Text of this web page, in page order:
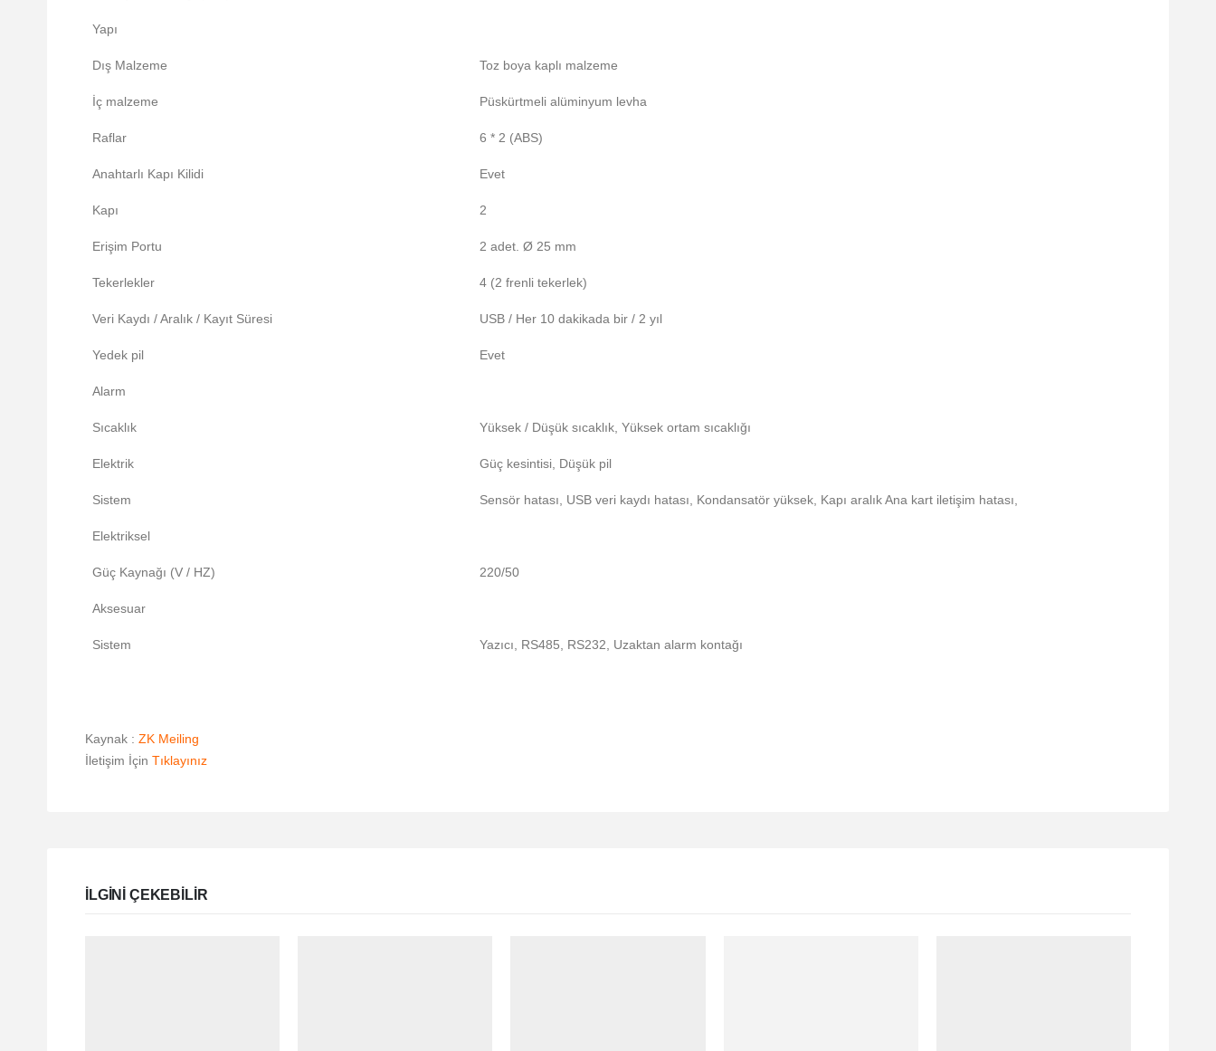
Yapı
Dış Malzeme Toz boya kaplı malzeme
İç malzeme Püskürtmeli alüminyum levha
Raflar 6 * 2 (ABS)
Anahtarlı Kapı Kilidi Evet
Kapı 2
Erişim Portu 2 adet. Ø 25 mm
Tekerlekler 4 (2 frenli tekerlek)
Veri Kaydı / Aralık / Kayıt Süresi USB / Her 10 dakikada bir / 2 yıl
Yedek pil Evet
Alarm
Sıcaklık Yüksek / Düşük sıcaklık, Yüksek ortam sıcaklığı
Elektrik Güç kesintisi, Düşük pil
Sistem Sensör hatası, USB veri kaydı hatası, Kondansatör yüksek, Kapı aralık Ana kart iletişim hatası,
Elektriksel
Güç Kaynağı (V / HZ) 220/50
Aksesuar
Sistem Yazıcı, RS485, RS232, Uzaktan alarm kontağı
Kaynak : ZK Meiling
İletişim İçin Tıklayınız
ILGINI ÇEKEBILIR